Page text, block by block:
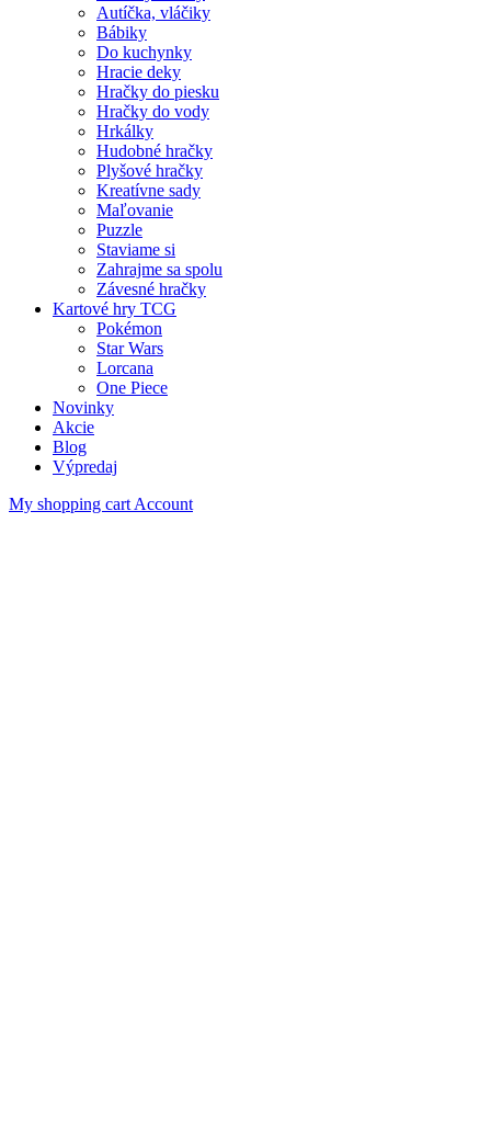
Autíčka, vláčiky
Bábiky
Do kuchynky
Hracie deky
Hračky do piesku
Hračky do vody
Hrkálky
Hudobné hračky
Plyšové hračky
Kreatívne sady
Maľovanie
Puzzle
Staviame si
Zahrajme sa spolu
Závesné hračky
Kartové hry TCG
Pokémon
Star Wars
Lorcana
One Piece
Novinky
Akcie
Blog
Výpredaj
My shopping cart Account